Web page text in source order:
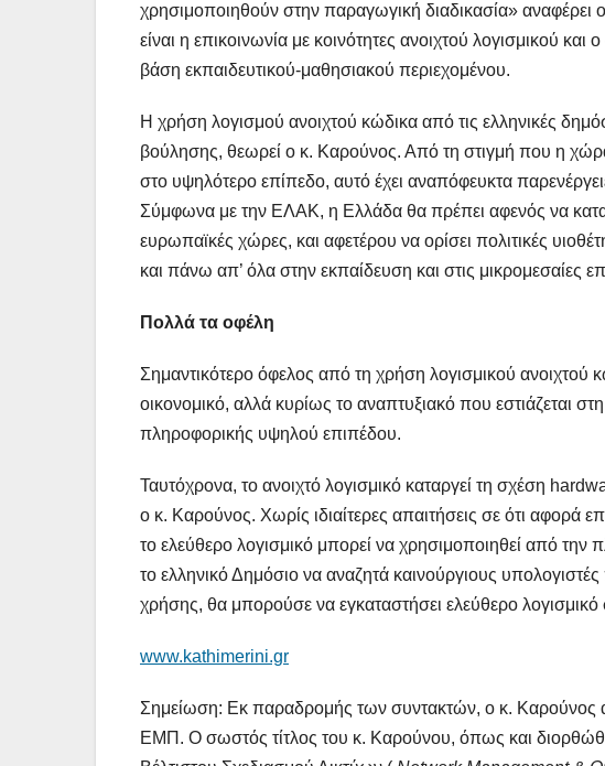
χρησιμοποιηθούν στην παραγωγική διαδικασία» αναφέρει
είναι η επικοινωνία με κοινότητες ανοιχτού λογισμικού
βάση εκπαιδευτικού-μαθησιακού περιεχομένου.
Η χρήση λογισμού ανοιχτού κώδικα από τις ελληνικές
βούλησης, θεωρεί ο κ. Καρούνος. Από τη στιγμή που η
στο υψηλότερο επίπεδο, αυτό έχει αναπόφευκτα
Σύμφωνα με την ΕΛΑΚ, η Ελλάδα θα πρέπει αφενός να
ευρωπαϊκές χώρες, και αφετέρου να ορίσει πολιτικές
και πάνω απ’ όλα στην εκπαίδευση και στις μικρομεσαίες
Πολλά τα οφέλη
Σημαντικότερο όφελος από τη χρήση λογισμικού ανοιχτού
οικονομικό, αλλά κυρίως το αναπτυξιακό που εστιάζεται
πληροφορικής υψηλού επιπέδου.
Ταυτόχρονα, το ανοιχτό λογισμικό καταργεί τη σχέση
ο κ. Καρούνος. Χωρίς ιδιαίτερες απαιτήσεις σε ότι αφορά
το ελεύθερο λογισμικό μπορεί να χρησιμοποιηθεί από
το ελληνικό Δημόσιο να αναζητά καινούργιους
χρήσης, θα μπορούσε να εγκαταστήσει ελεύθερο
www.kathimerini.gr
Σημείωση: Εκ παραδρομής των συντακτών, ο κ. Καρούνος
ΕΜΠ. Ο σωστός τίτλος του κ. Καρούνου, όπως και